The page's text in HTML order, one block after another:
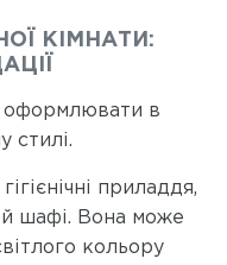
КІМНАТИ:
оформлювати в
стилі.
приладдя,
шафі. Вона може
кольору